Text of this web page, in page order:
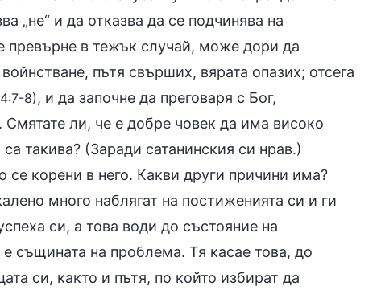
„не“ и да отказва да се подчинява на
превърне в тежък случай, може дори да
пътя свърших, вярата опазих; отсега
8), и да започне да преговаря с Бог,
ли, че е добре човек да има високо
такива? (Заради сатанинския си нрав.)
корени в него. Какви други причини има?
много наблягат на постиженията си и ги
си, а това води до състояние на
същината на проблема. Тя касае това, до
си, както и пътя, по който избират да